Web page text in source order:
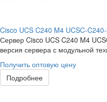
Cisco UCS C240 M4 UCSC-
Сервер Cisco UCS C240 M4
версия сервера с модульной
Получить оптовую цену
Подробнее